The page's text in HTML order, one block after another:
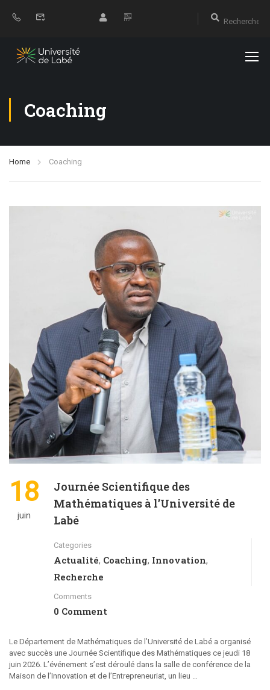
Coaching
Home Coaching
18
juin
Journée Scientifique des
Mathématiques à l’Université de
Labé
Categories
Actualité, Coaching, Innovation,
Recherche
Comments
0 Comment
Le Département de Mathématiques de l’Université de Labé a organisé
avec succès une Journée Scientifique des Mathématiques ce jeudi 18
juin 2026. L’événement s’est déroulé dans la salle de conférence de la
Maison de l’Innovation et de l’Entrepreneuriat, un lieu …